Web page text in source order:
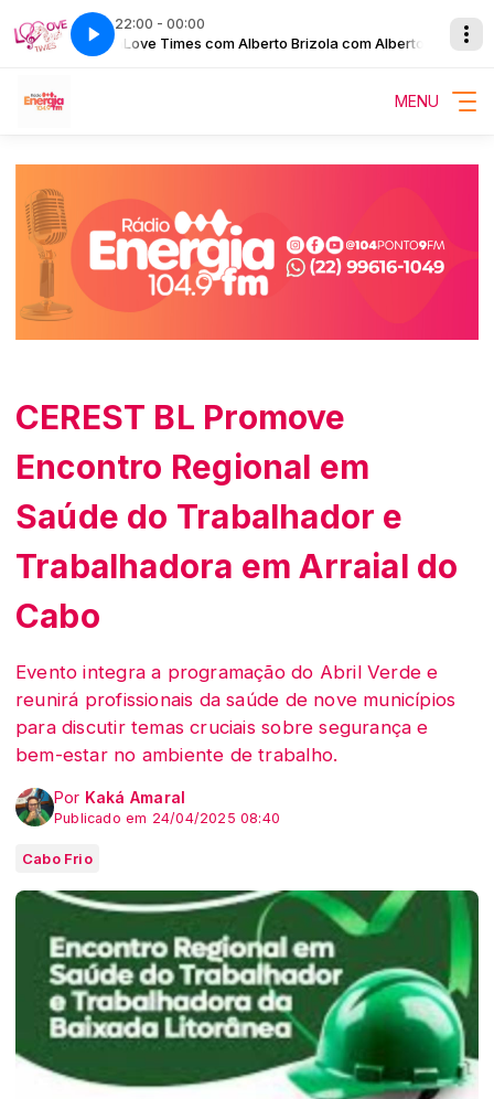
22:00 - 00:00
Brizola Love Times com Alberto Brizola com Alberto Brizola
MENU
CEREST BL Promove
Encontro Regional em
Saúde do Trabalhador e
Trabalhadora em Arraial do
Cabo
Evento integra a programação do Abril Verde e
reunirá profissionais da saúde de nove municípios
para discutir temas cruciais sobre segurança e
bem-estar no ambiente de trabalho.
Por Kaká Amaral
Publicado em 24/04/2025 08:40
Cabo Frio